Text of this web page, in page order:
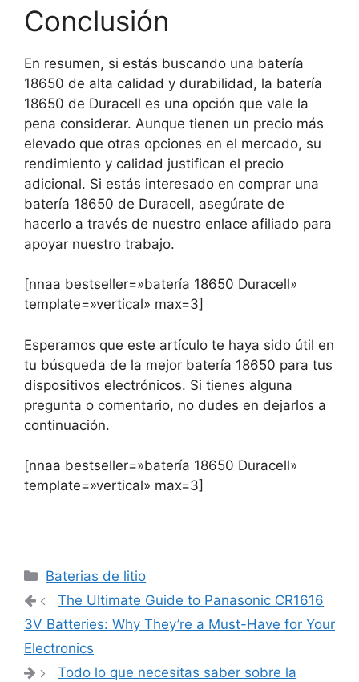
Conclusión
En resumen, si estás buscando una batería
18650 de alta calidad y durabilidad, la batería
18650 de Duracell es una opción que vale la
pena considerar. Aunque tienen un precio más
elevado que otras opciones en el mercado, su
rendimiento y calidad justifican el precio
adicional. Si estás interesado en comprar una
batería 18650 de Duracell, asegúrate de
hacerlo a través de nuestro enlace afiliado para
apoyar nuestro trabajo.
[nnaa bestseller=»batería 18650 Duracell»
template=»vertical» max=3]
Esperamos que este artículo te haya sido útil en
tu búsqueda de la mejor batería 18650 para tus
dispositivos electrónicos. Si tienes alguna
pregunta o comentario, no dudes en dejarlos a
continuación.
[nnaa bestseller=»batería 18650 Duracell»
template=»vertical» max=3]
Categorías
Baterias de litio
Navegación
de
The Ultimate Guide to Panasonic CR1616
3V Batteries: Why They’re a Must-Have for Your
Electronics
Todo lo que necesitas saber sobre la